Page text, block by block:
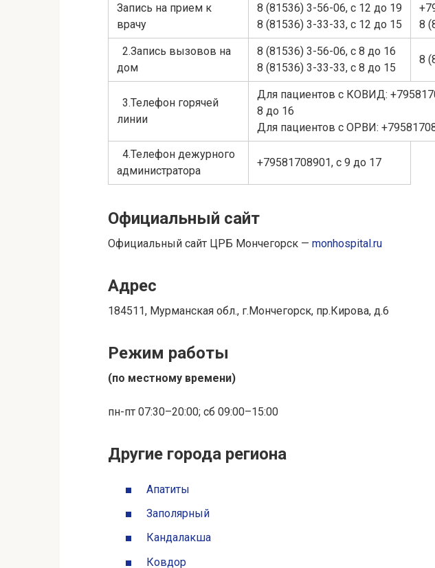
Запись на прием к
врачу
8 (81536) 3-56-06, с 12 до 19
8 (81536) 3-33-33, с 12 до 15
8
2.Запись вызовов на
дом
8 (81536) 3-56-06, с 8 до 16
8 (81536) 3-33-33, с 8 до 15
8
3.Телефон горячей
линии
Для пациентов с КОВИД:
8 до 16
Для пациентов с ОРВИ:
4.Телефон дежурного
администратора
+79581708901, с 9 до 17
Официальный сайт
Официальный сайт ЦРБ Мончегорск — monhospital.ru
Адрес
184511, Мурманская обл., г.Мончегорск, пр.Кирова, д.6
Режим работы
(по местному времени)
пн-пт 07:30–20:00; сб 09:00–15:00
Другие города региона
Апатиты
Заполярный
Кандалакша
Ковдор